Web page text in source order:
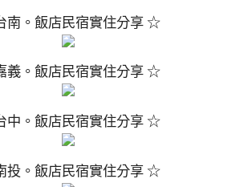
南。飯店民宿實住分享 ☆
義。飯店民宿實住分享 ☆
中。飯店民宿實住分享 ☆
投。飯店民宿實住分享 ☆